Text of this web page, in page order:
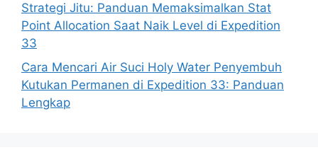
Strategi Jitu: Panduan Memaksimalkan Stat
Point Allocation Saat Naik Level di Expedition
33
Cara Mencari Air Suci Holy Water Penyembuh
Kutukan Permanen di Expedition 33: Panduan
Lengkap